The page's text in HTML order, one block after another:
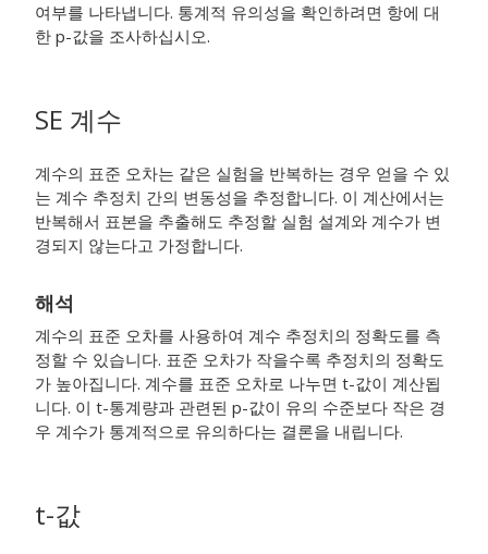
여부를 나타냅니다. 통계적 유의성을 확인하려면 항에 대
한 p-값을 조사하십시오.
SE 계수
계수의 표준 오차는 같은 실험을 반복하는 경우 얻을 수 있
는 계수 추정치 간의 변동성을 추정합니다. 이 계산에서는
반복해서 표본을 추출해도 추정할 실험 설계와 계수가 변
경되지 않는다고 가정합니다.
해석
계수의 표준 오차를 사용하여 계수 추정치의 정확도를 측
정할 수 있습니다. 표준 오차가 작을수록 추정치의 정확도
가 높아집니다. 계수를 표준 오차로 나누면 t-값이 계산됩
니다. 이 t-통계량과 관련된 p-값이 유의 수준보다 작은 경
우 계수가 통계적으로 유의하다는 결론을 내립니다.
t-값